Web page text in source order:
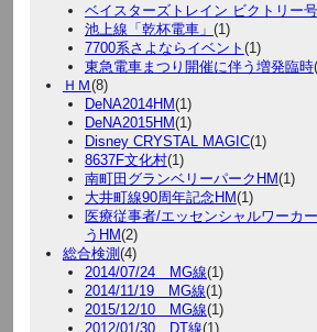
ベイスターズトレイン ビクトリー号
池上線「乾杯電車」 (1)
7700系さよならイベント (1)
東急電車まつり開催に伴う増発臨時
ＨＭ(8)
DeNA2014HM(1)
DeNA2015HM(1)
Disney CRYSTAL MAGIC(1)
8637F文化村(1)
南町田グランベリーパークHM(1)
大井町線90周年記念HM(1)
医療従事者/エッセンシャルワーカ
うHM(2)
総合検測(4)
2014/07/24 MG線(1)
2014/11/19 MG線(1)
2015/12/10 MG線(1)
2012/01/30 DT線(1)